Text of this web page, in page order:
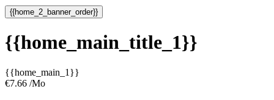
{{home_2_banner_order}}
{{home_main_title_1}}
{{home_main_1}}
€7.66 /Mo